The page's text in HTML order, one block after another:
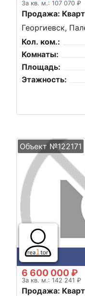
За кв. м.: 107 070 ₽
Продажа:
Георгиевск,
Кол. ком.:
Комнаты:
Площадь:
Этажность:
Объект №122171
6 600 000 ₽
За кв. м.: 142 241 ₽
Продажа: